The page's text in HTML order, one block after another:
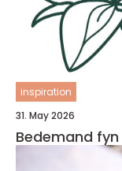
inspiration
31. May 2026